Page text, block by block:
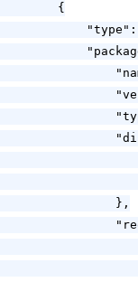
        {
                },